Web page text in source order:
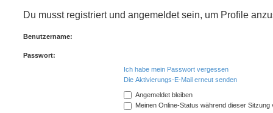
Du musst registriert und angemeldet sein, um Profile
Benutzername:
Passwort:
Ich habe mein Passwort vergessen
Die Aktivierungs-E-Mail erneut senden
Angemeldet bleiben
Meinen Online-Status während dieser Sitzung